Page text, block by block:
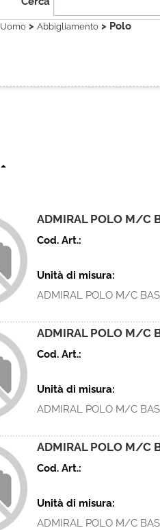
Uomo > Abbigliamento > Polo
ADMIRAL POLO M/C
Cod. Art.:
Unità di misura:
ADMIRAL POLO M/C
ADMIRAL POLO M/C
Cod. Art.:
Unità di misura:
ADMIRAL POLO M/C
ADMIRAL POLO M/C
Cod. Art.:
Unità di misura:
ADMIRAL POLO M/C